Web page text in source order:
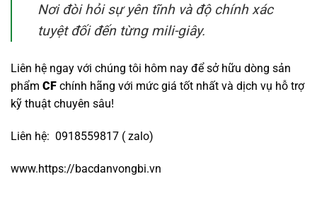
Nơi đòi hỏi sự yên tĩnh và độ chính xác
tuyệt đối đến từng mili-giây.
Liên hệ ngay với chúng tôi hôm nay để sở hữu dòng sản
phẩm CF chính hãng với mức giá tốt nhất và dịch vụ hỗ trợ
kỹ thuật chuyên sâu!
Liên hệ: 0918559817 ( zalo)
www.https://bacdanvongbi.vn